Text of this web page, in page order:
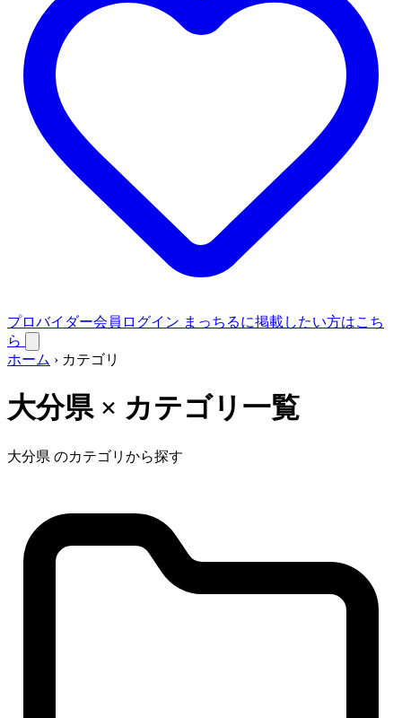
プロバイダー会員ログイン まっちるに掲載したい方はこち
ら
ホーム › カテゴリ
大分県 × カテゴリ一覧
大分県 のカテゴリから探す